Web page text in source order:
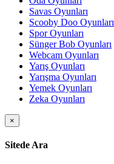
Savas Oyunları
Scooby Doo Oyunları
Spor Oyunları
Sünger Bob Oyunları
Webcam Oyunları
Yarış Oyunları
Yarışma Oyunları
Yemek Oyunları
Zeka Oyunları
×
Sitede Ara